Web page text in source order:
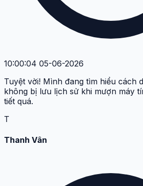
10:00:04 05-06-2026
Tuyệt vời! Mình đang tìm hiểu cách
không bị lưu lịch sử khi mượn máy
tiết quá.
T
Thanh Vân